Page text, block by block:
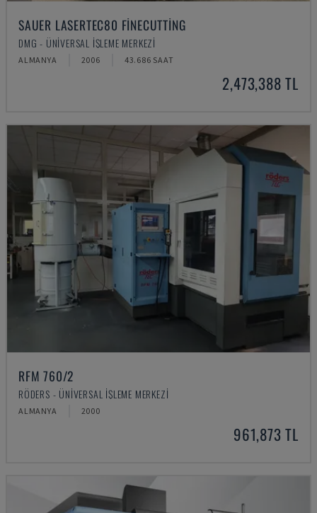
SAUER LASERTEC80 FINECUTTING
DMG - ÜNIVERSAL İŞLEME MERKEZI
ALMANYA 2006 43.686 SAAT
2,473,388 TL
RFM 760/2
RÖDERS - ÜNIVERSAL İŞLEME MERKEZI
ALMANYA 2000
961,873 TL